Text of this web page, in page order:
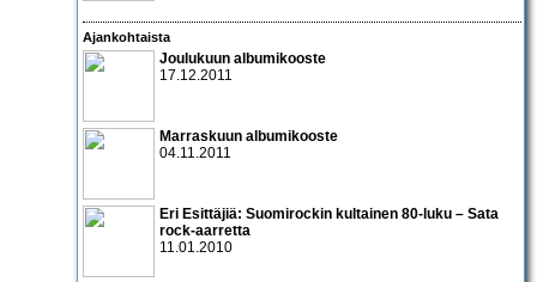
Ajankohtaista
Joulukuun albumikooste
17.12.2011
Marraskuun albumikooste
04.11.2011
Eri Esittäjiä: Suomirockin kultainen 80-luku – Sata
rock-aarretta
11.01.2010